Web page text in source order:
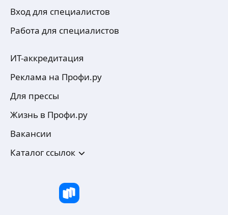
Вход для специалистов
Работа для специалистов
ИТ-аккредитация
Реклама на Профи.ру
Для прессы
Жизнь в Профи.ру
Вакансии
Каталог ссылок